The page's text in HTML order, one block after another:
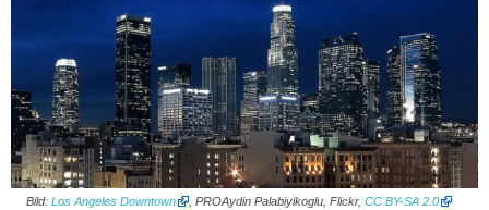
Bild: Los Angeles Downtown , PROAydin Palabiyikoglu, Flickr, CC BY-SA 2.0